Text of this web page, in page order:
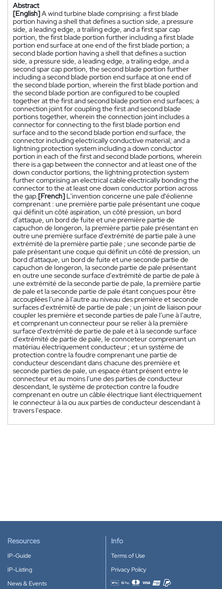
Abstract
[English]A wind turbine blade comprising: a first blade
portion having a shell that defines a suction side, a pressure
side, a leading edge, a trailing edge, and a first spar cap
portion, the first blade portion further including a first blade
portion end surface at one end of the first blade portion; a
second blade portion having a shell that defines a suction
side, a pressure side, a leading edge, a trailing edge, and a
second spar cap portion, the second blade portion further
including a second blade portion end surface at one end of
the second blade portion, wherein the first blade portion and
the second blade portion are configured to be coupled
together at the first and second blade portion end surfaces; a
connection joint for coupling the first and second blade
portions together, wherein the connection joint includes a
connector for connecting to the first blade portion end
surface and to the second blade portion end surface, the
connector including electrically conductive material; and a
lightning protection system including a down conductor
portion in each of the first and second blade portions, wherein
there is a gap between the connector and at least one of the
down conductor portions, the lightning protection system
further comprising an electrical cable electrically bonding the
connector to the at least one down conductor portion across
the gap.[French] L'invention concerne une pale d'éolienne
comprenant : une première partie pale présentant une coque
qui définit un côté aspiration, un côté pression, un bord
d'attaque, un bord de fuite et une première partie de
capuchon de longeron, la première partie pale présentant en
outre une première surface d'extrémité de partie pale à une
extrémité de la première partie pale ; une seconde partie de
pale présentant une coque qui définit un côté de pression, un
bord d'attaque, un bord de fuite et une seconde partie de
capuchon de longeron, la seconde partie de pale présentant
en outre une seconde surface d'extrémité de partie de pale à
une extrémité de la seconde partie de pale, la première partie
de pale et la seconde partie de pale étant conçues pour être
accouplées l'une à l'autre au niveau des première et seconde
surfaces d'extrémité de partie de pale ; un joint de liaison pour
coupler les première et seconde parties de pale l'une à l'autre,
et comprenant un connecteur pour se relier à la première
surface d'extrémité de partie de pale et à la seconde surface
d'extrémité de partie de pale, le connceteur comprenant un
matériau électriquement conducteur ; et un système de
protection contre la foudre comprenant une partie de
conducteur descendant dans chacune des première et
seconde parties de pale, un espace étant présent entre le
connecteur et au moins l'une des parties de conducteur
descendant, le système de protection contre la foudre
comprenant en outre un câble électrique liant électriquement
le connecteur à la ou aux parties de conducteur descendant à
travers l'espace.
Resources
IP-Guide
IP-Listing
News & Events
Info
Terms of Use
Privacy Policy